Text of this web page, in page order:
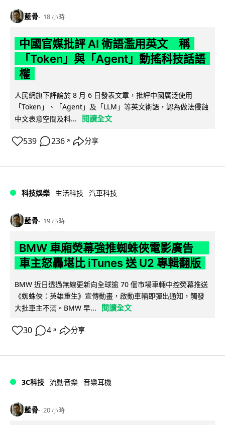
藍骨 18 小時
中國官媒批評 AI 術語濫用英文 稱
「Token」與「Agent」動搖科技話語
權
人民網旗下評論於 8 月 6 日發表文章，批評中國廣泛使用
「Token」、「Agent」及「LLM」等英文術語，認為做法侵蝕
中文表意空間及科...
閱讀全文
539 236 ↗ 分享
科技娛樂 生活科技 汽車科技
藍骨 19 小時
BMW 車廂熒幕強推蜘蛛俠電影廣告
車主怒轟堪比 iTunes 送 U2 專輯翻版
BMW 近日透過無線更新向全球逾 70 個市場車輛中控熒幕推送
《蜘蛛俠：英雄重生》宣傳動畫，啟動車輛即彈出通知，觸發
大批車主不滿。BMW 早...
閱讀全文
30 4 ↗ 分享
3C科技 流動音樂 音樂耳機
藍骨 20 小時